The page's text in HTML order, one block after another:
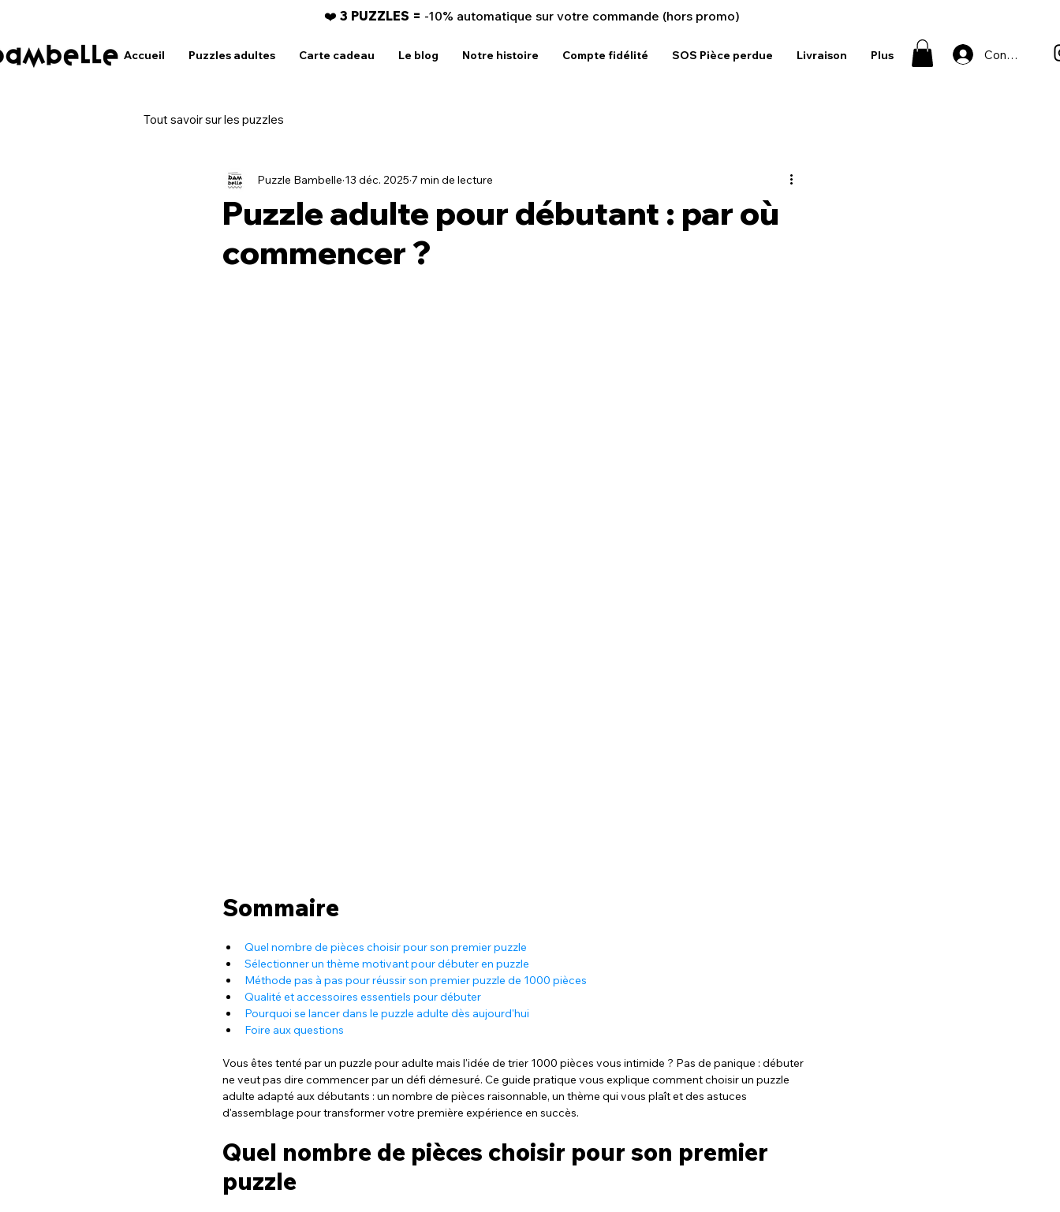
❤️ 3 PUZZLES = -10% automatique sur votre commande (hors promo)
Accueil Puzzles adultes Carte cadeau Le blog Notre histoire Compte fidélité SOS Pièce perdue Livraison Plus Connexion
Tout savoir sur les puzzles
Puzzle adulte pour débutant : par où
commencer ?
Puzzle Bambelle 13 déc. 2025 7 min de lecture
Sommaire
Quel nombre de pièces choisir pour son premier puzzle
Sélectionner un thème motivant pour débuter en puzzle
Méthode pas à pas pour réussir son premier puzzle de 1000 pièces
Qualité et accessoires essentiels pour débuter
Pourquoi se lancer dans le puzzle adulte dès aujourd'hui
Foire aux questions
Vous êtes tenté par un puzzle pour adulte mais l'idée de trier 1000 pièces vous intimide ? Pas de panique : débuter
ne veut pas dire commencer par un défi démesuré. Ce guide pratique vous explique comment choisir un puzzle
adulte adapté aux débutants : un nombre de pièces raisonnable, un thème qui vous plaît et des astuces
d'assemblage pour transformer votre première expérience en succès.
Quel nombre de pièces choisir pour son premier
puzzle